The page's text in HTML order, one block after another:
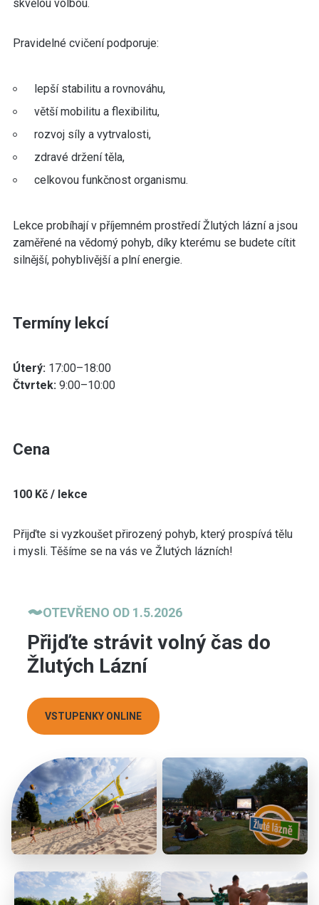
skvělou volbou.
Pravidelné cvičení podporuje:
lepší stabilitu a rovnováhu,
větší mobilitu a flexibilitu,
rozvoj síly a vytrvalosti,
zdravé držení těla,
celkovou funkčnost organismu.
Lekce probíhají v příjemném prostředí Žlutých lázní a jsou
zaměřené na vědomý pohyb, díky kterému se budete cítit
silnější, pohyblivější a plní energie.
Termíny lekcí
Úterý:17:00–18:00
Čtvrtek:9:00–10:00
Cena
100 Kč / lekce
Přijďte si vyzkoušet přirozený pohyb, který prospívá tělu
i mysli. Těšíme se na vás ve Žlutých lázních!
OTEVŘENO OD 1.5.2026
Přijďte strávit volný čas do
Žlutých Lázní
VSTUPENKY ONLINE